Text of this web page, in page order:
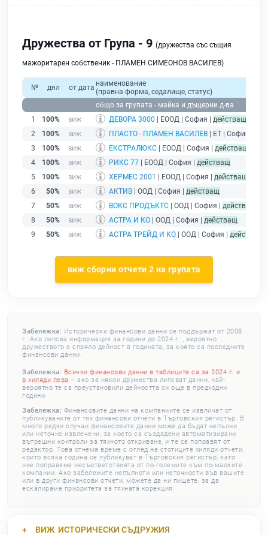
Дружества от Група - 9 (дружества със същия
мажоритарен собственик - ПЛАМЕН СИМЕОНОВ ВАСИЛЕВ)
№ дял от дата наименование
(правна форма, седалище, статус)
общо за групата - майка и дъщерни д-ва
1
100% ДЕВОРА 3000 | ЕООД | София | действащ
2
100% ПЛАСТО - ПЛАМЕН ВАСИЛЕВ | ЕТ | София |
3
100% ЕКСТРАЛЮКС | ЕООД | София | действащ
4
100% РИКС 77 | ЕООД | София | действащ
5
100% ХЕРМЕС 2001 | ЕООД | София | действащ
6
50% АКТИВ | ООД | София | действащ
7
50% ВОКС ПРОДЪКТС | ООД | София | действащ
8
50% АСТРА И КО | ООД | София | действащ
9
50% АСТРА ТРЕЙД И КО | ООД | София | действащ
виж сборни отчети 2 на групата
Забележка: Исторически финансови данни се поддържат от 2008
г. Ако липсва информация за години до 2024 г. , вероятно
дружеството е спряло дейност в годината, за която са последните
финансови данни.
Забележка: Всички финансови данни в таблиците са за 2024 г. и
в хиляди лева – ако за някои дружества липсват данни, най-
вероятно те са преустановили дейността си още в предходни
години.
Забележка: Финансовите данни на компаниите се извличат от
публикуваните от тях финансови отчети в Търговския регистър. В
много редки случаи финансовите данни може да бъдат непълни
или неточно извлечени, за което са създадени автоматизирани
вътрешни контроли за тяхното откриване, и те се поправят от
редактор. Това отнема време с оглед на стотиците хиляди отчети,
които всяка година се публикуват в Търговския регистър, като
ние поправяме несъответствията от по-големите към по-малките
компании. Ако забележите непълноти или неточности във вашите
или в други финансови отчети, можете да ни пишете, за да
ескалираме приоритета за тяхната корекция.
ВИЖ ИСТОРИЧЕСКИ СЪДРУЖИЯ